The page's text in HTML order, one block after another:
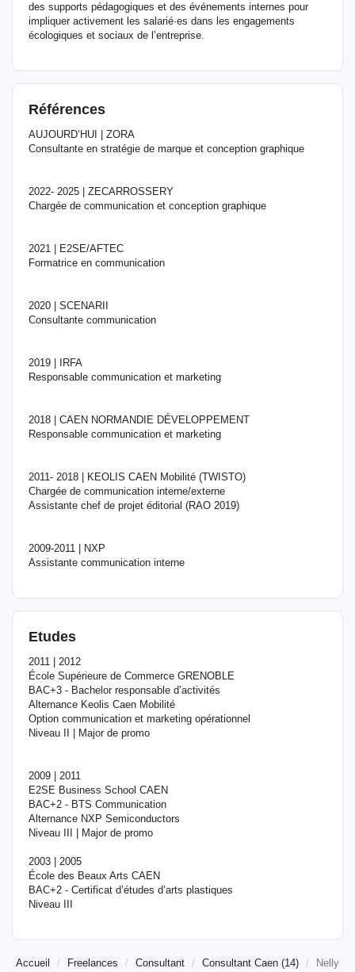
des supports pédagogiques et des événements internes pour
impliquer activement les salarié·es dans les engagements
écologiques et sociaux de l’entreprise.
Références
AUJOURD’HUI | ZORA
Consultante en stratégie de marque et conception graphique
2022- 2025 | ZECARROSSERY
Chargée de communication et conception graphique
2021 | E2SE/AFTEC
Formatrice en communication
2020 | SCENARII
Consultante communication
2019 | IRFA
Responsable communication et marketing
2018 | CAEN NORMANDIE DÉVELOPPEMENT
Responsable communication et marketing
2011- 2018 | KEOLIS CAEN Mobilité (TWISTO)
Chargée de communication interne/externe
Assistante chef de projet éditorial (RAO 2019)
2009-2011 | NXP
Assistante communication interne
Etudes
2011 | 2012
École Supérieure de Commerce GRENOBLE
BAC+3 - Bachelor responsable d’activités
Alternance Keolis Caen Mobilité
Option communication et marketing opérationnel
Niveau II | Major de promo
2009 | 2011
E2SE Business School CAEN
BAC+2 - BTS Communication
Alternance NXP Semiconductors
Niveau III | Major de promo
2003 | 2005
École des Beaux Arts CAEN
BAC+2 - Certificat d’études d’arts plastiques
Niveau III
Accueil Freelances Consultant Consultant Caen (14) Nelly